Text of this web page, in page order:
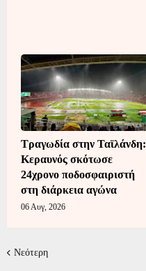
Τραγωδία στην Ταϊλάνδη:
Κεραυνός σκότωσε
24χρονο ποδοσφαιριστή
στη διάρκεια αγώνα
06 Αυγ, 2026
Νεότερη